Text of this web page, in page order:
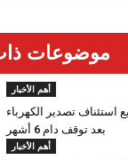
موضوعات
أهم الأخبار
استئناف تصدير الكهرباء
بعد توقف دام 6 أشهر
أهم الأخبار